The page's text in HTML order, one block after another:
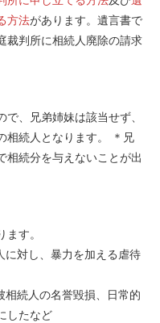
方法があります。遺言書で
裁判所に相続人廃除の請求
、兄弟姉妹は該当せず、
相続人となります。 ＊兄
相続分を与えないことが出
す。
対し、暴力を加える虐待
続人の名誉毀損、日常的
したなど